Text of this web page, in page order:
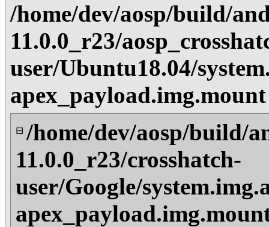
/home/dev/aosp/build/
11.0.0_r23/
user/Ubuntu18.04/
apex_payload.img.mount
⊟ /home/dev/aosp/build/
11.0.0_r23/crosshatch-
user/Google/